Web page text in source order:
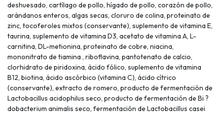
deshuesado, cartílago de pollo, hígado de pollo, corazón de pollo,
arándanos enteros, algas secas, cloruro de colina, proteinato de
zinc, tocoferoles mixtos (conservante), suplemento de vitamina E,
taurina, suplemento de vitamina D3, acetato de vitamina A, L-
carnitina, DL-metionina, proteinato de cobre, niacina,
mononitrato de tiamina , riboflavina, pantotenato de calcio,
clorhidrato de piridoxina, ácido fólico, suplemento de vitamina
B12, biotina, ácido ascórbico (vitamina C), ácido cítrico
(conservante), extracto de romero, producto de fermentación de
Lactobacillus acidophilus seco, producto de fermentación de Bi ?
dobacterium animalis seco, fermentación de Lactobacillus casei